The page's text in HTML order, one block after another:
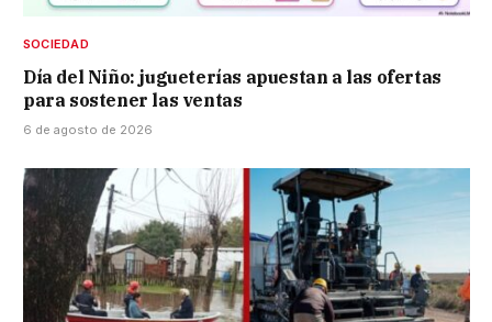
SOCIEDAD
Día del Niño: jugueterías apuestan a las ofertas
para sostener las ventas
6 de agosto de 2026